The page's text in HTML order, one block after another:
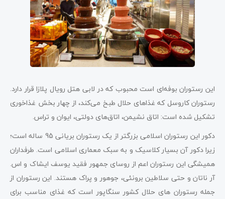
این رستوران بوفه‌ای است محبوب که در لابی هتل رویال پلازا قرار دارد.
رستوران کاروسل که غذاهای حلال طبخ می‌کند، از چهار بخش غذاخوری
تشکیل شده است: اتاق نشیمن، اتاق‌های دولتی، ایوان و تراس.
دکور این رستوران اسلامی بزرگتر از یک رستوران بریانی 95 ساله است؛
زیرا دکور آن بسیار کلاسیک و به سبک معماری اسلامی است. طرفداران
همیشگی این رستوران اعم از روسای جمهور فقید یوسف ایشاک و اس.
آر ناتان و حتی سلاطین برونئی، جوهور و پراک هستند. این رستوران از
جمله رستوران های حلال کشور سنگاپور است که غذای مناسب برای